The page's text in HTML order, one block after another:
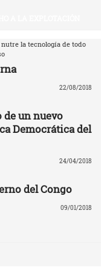
la tecnología de todo
22/08/2018
de un nuevo
Democrática del
24/04/2018
del Congo
09/01/2018